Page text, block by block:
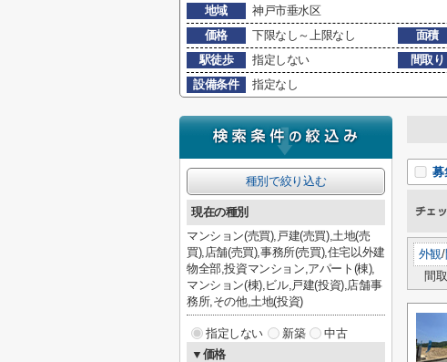
地域
神戸市垂水区
価格
下限なし～上限なし 面積
駅徒歩
指定しない 間取り
設備条件
指定なし
募
外観/
間
種別で絞り込む
現在の種別
マンション(売買),戸建(売買),土地(売
買),店舗(売買),事務所(売買),住宅以外建
物全部,投資マンション,アパート(棟),
マンション(棟),ビル,戸建(投資),店舗事
務所,その他,土地(投資)
指定しない 新築
中古
▼価格